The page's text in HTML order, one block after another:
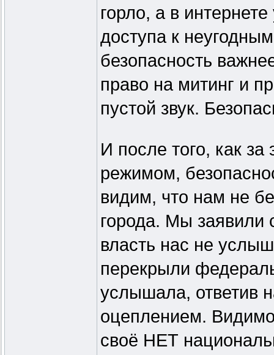
горло, а в
доступа к
безопасность
право на митинг и
пустой звук.
И после того, как за
режимом,
видим, что нам не
города. Мы заявили
власть нас не
перекрыли
услышала, ответив
оцеплением.
своё НЕТ